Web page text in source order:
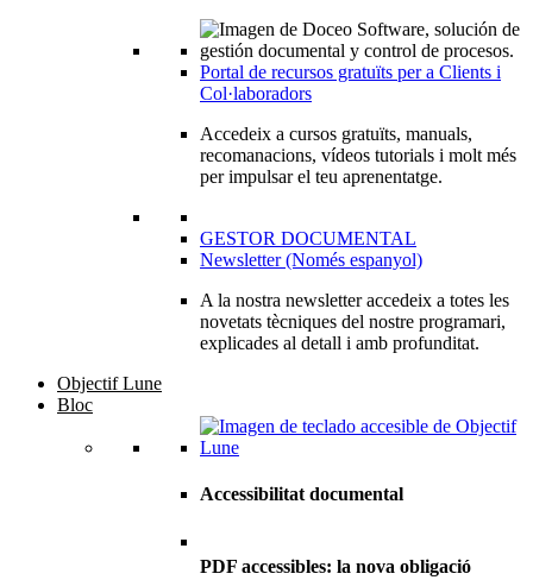
Portal de recursos gratuïts per a Clients i
Col·laboradors
Accedeix a cursos gratuïts, manuals,
recomanacions, vídeos tutorials i molt més
per impulsar el teu aprenentatge.
GESTOR DOCUMENTAL
Newsletter (Només espanyol)
A la nostra newsletter accedeix a totes les
novetats tècniques del nostre programari,
explicades al detall i amb profunditat.
Objectif Lune
Bloc
Accessibilitat documental
PDF accessibles: la nova obligació